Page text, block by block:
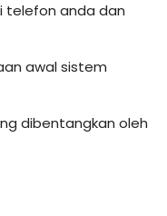
telefon anda dan
awal sistem
dibentangkan oleh